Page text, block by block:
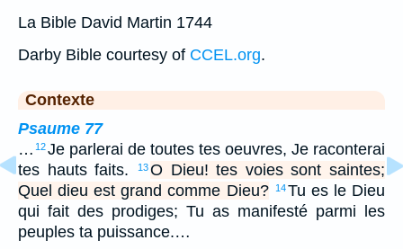
La Bible David Martin 1744
Darby Bible courtesy of CCEL.org.
Contexte
Psaume 77
… 12Je parlerai de toutes tes oeuvres, Je raconterai
tes hauts faits.
13O Dieu! tes voies sont saintes;
Quel dieu est grand comme Dieu?
14Tu es le Dieu
qui fait des prodiges; Tu as manifesté parmi les
peuples ta puissance.…